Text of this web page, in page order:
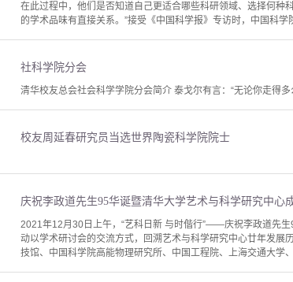
在此过程中，他们是否知道自己更适合哪些科研领域、选择何种
的学术品味有直接关系。”接受《中国科学报》专访时，中国科
社科学院分会
清华校友总会社会科学学院分会简介 泰戈尔有言：“无论你走得
校友周延春研究员当选世界陶瓷科学院院士
庆祝李政道先生95华诞暨清华大学艺术与科学研究中心
2021年12月30日上午，“艺科日新 与时偕行”——庆祝李政道先
动以学术研讨会的交流方式，回溯艺术与科学研究中心廿年发
技馆、中国科学院高能物理研究所、中国工程院、上海交通大学